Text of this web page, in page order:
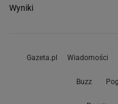
Wyniki
Gazeta.pl Wiadomości
Buzz